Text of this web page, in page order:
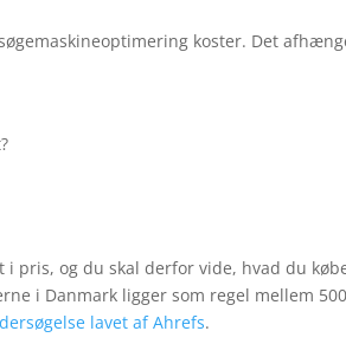
koster. Det
i pris, og du skal derfor vide, hvad du
i Danmark ligger som regel mellem
lavet af Ahrefs.